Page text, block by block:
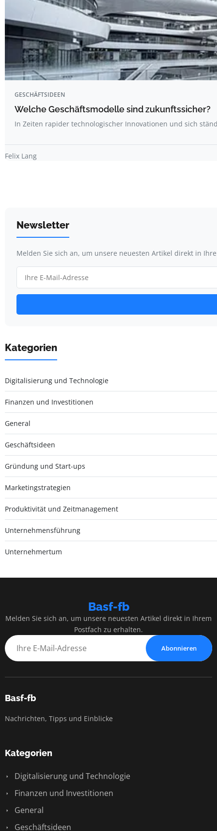
GESCHÄFTSIDEEN
Welche Geschäftsmodelle sind zukunftssicher?
In Zeiten rapider technologischer Innovationen und sich
Felix Lang
Newsletter
Melden Sie sich an, um unsere neuesten Artikel direkt in
Kategorien
Digitalisierung und Technologie
Finanzen und Investitionen
General
Geschäftsideen
Gründung und Start-ups
Marketingstrategien
Produktivität und Zeitmanagement
Unternehmensführung
Unternehmertum
Basf-fb
Melden Sie sich an, um unsere neuesten Artikel direkt in Ihrem
Postfach zu erhalten.
Abonnieren
Basf-fb
Nachrichten, Tipps und Einblicke
Kategorien
Digitalisierung und Technologie
Finanzen und Investitionen
General
Geschäftsideen